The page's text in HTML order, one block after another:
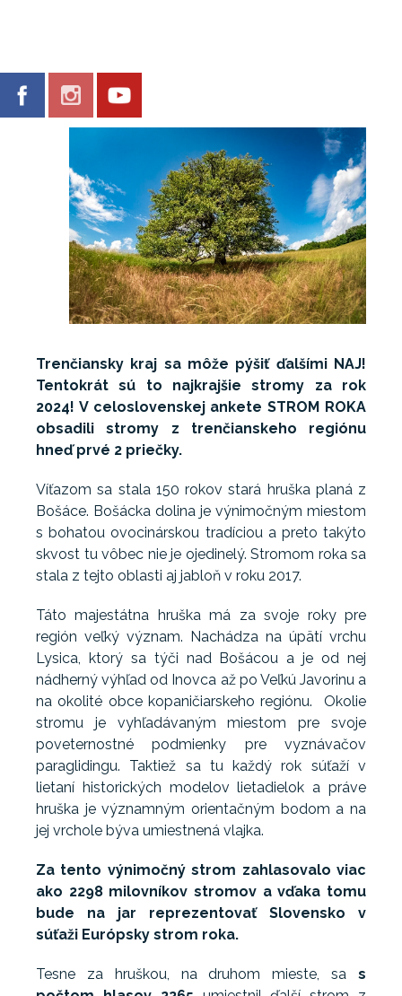
Trenčiansky kraj sa môže pýšiť ďalšími NAJ!
Tentokrát sú to najkrajšie stromy za rok
2024! V celoslovenskej ankete STROM ROKA
obsadili stromy z trenčianskeho regiónu
hneď prvé 2 priečky.
Víťazom sa stala 150 rokov stará hruška planá z
Bošáce. Bošácka dolina je výnimočným miestom
s bohatou ovocinárskou tradíciou a preto takýto
skvost tu vôbec nie je ojedinelý. Stromom roka sa
stala z tejto oblasti aj jabloň v roku 2017.
Táto majestátna hruška má za svoje roky pre
región veľký význam. Nachádza na úpätí vrchu
Lysica, ktorý sa týči nad Bošácou a je od nej
nádherný výhľad od Inovca až po Veľkú Javorinu a
na okolité obce kopaničiarskeho regiónu. Okolie
stromu je vyhľadávaným miestom pre svoje
poveternostné podmienky pre vyznávačov
paraglidingu. Taktiež sa tu každý rok súťaží v
lietaní historických modelov lietadielok a práve
hruška je významným orientačným bodom a na
jej vrchole býva umiestnená vlajka.
Za tento výnimočný strom zahlasovalo viac
ako 2298 milovníkov stromov a vďaka tomu
bude na jar reprezentovať Slovensko v
súťaži Európsky strom roka.
Tesne za hruškou, na druhom mieste, sa s